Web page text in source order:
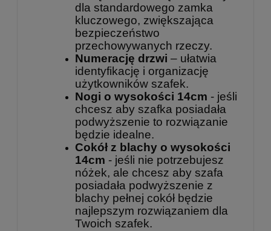
dla standardowego zamka
kluczowego, zwiększająca
bezpieczeństwo
przechowywanych rzeczy.
Numerację drzwi – ułatwia
identyfikację i organizację
użytkowników szafek.
Nogi o wysokości 14cm - jeśli
chcesz aby szafka posiadała
podwyższenie to rozwiązanie
będzie idealne.
Cokół z blachy o wysokości
14cm - jeśli nie potrzebujesz
nóżek, ale chcesz aby szafa
posiadała podwyższenie z
blachy pełnej cokół będzie
najlepszym rozwiązaniem dla
Twoich szafek.